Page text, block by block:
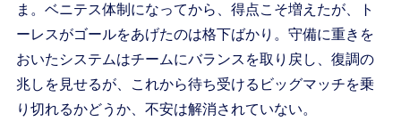
ま。ベニテス体制になってから、得点こそ増えたが、ト
ーレスがゴールをあげたのは格下ばかり。守備に重きを
おいたシステムはチームにバランスを取り戻し、復調の
兆しを見せるが、これから待ち受けるビッグマッチを乗
り切れるかどうか、不安は解消されていない。